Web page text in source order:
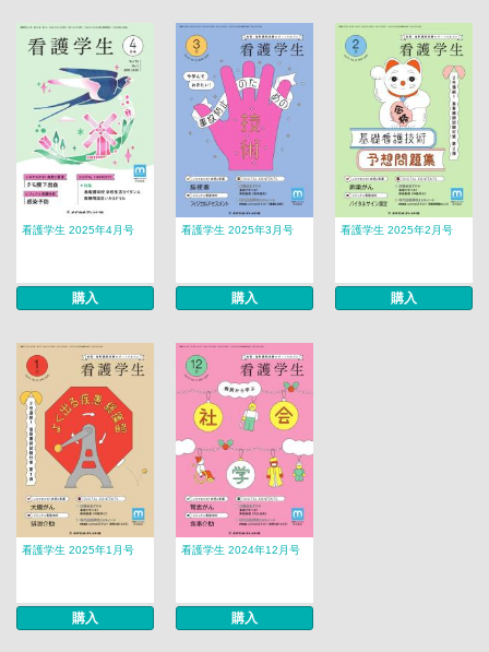
看護学生 2025年4月号
購入
看護学生 2025年3月号
購入
看護学生 2025年2月号
購入
看護学生 2025年1月号
購入
看護学生 2024年12月号
購入